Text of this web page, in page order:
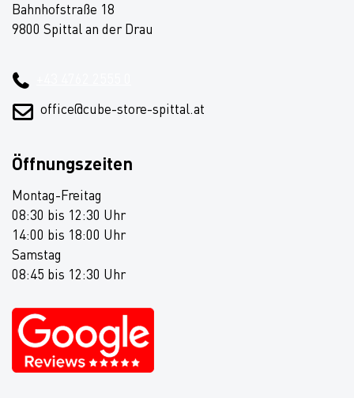
Bahnhofstraße 18
9800 Spittal an der Drau
office@cube-store-spittal.at
Öffnungszeiten
Montag-Freitag
08:30 bis 12:30 Uhr
14:00 bis 18:00 Uhr
Samstag
08:45 bis 12:30 Uhr